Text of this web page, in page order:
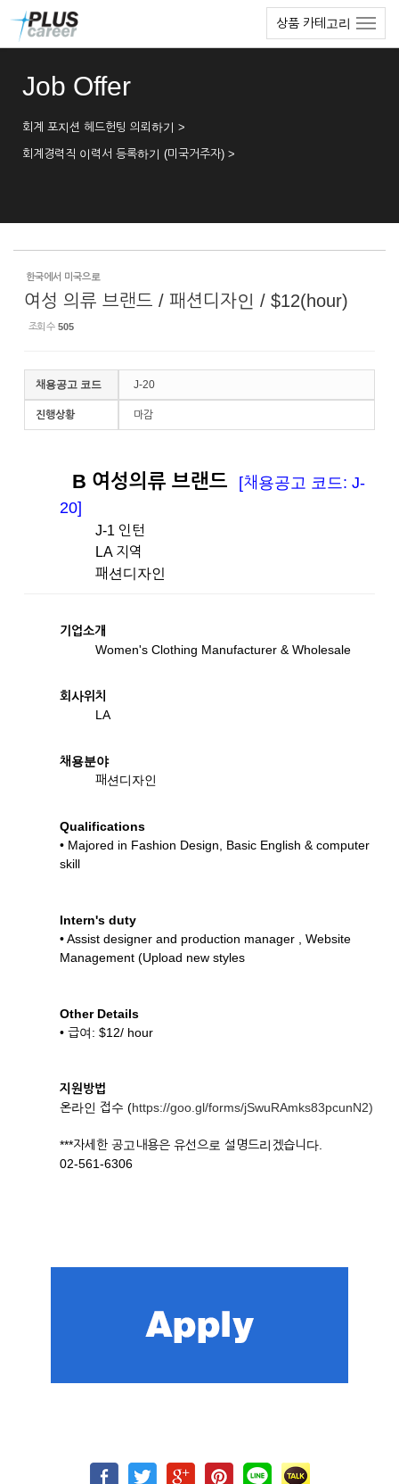
상품 카테고리
Job Offer
회계 포지션 헤드헌팅 의뢰하기 >
회계경력직 이력서 등록하기 (미국거주자) >
한국에서 미국으로
여성 의류 브랜드 / 패션디자인 / $12(hour)
조회 수 505
채용공고 코드 J-20
진행상황 마감
B 여성의류 브랜드
[채용공고 코드: J-
20]
J-1 인턴
LA 지역
패션디자인
기업소개
Women's Clothing Manufacturer & Wholesale
회사위치
LA
채용분야
패션디자인
Qualifications
• Majored in Fashion Design, Basic English & computer
skill
Intern's duty
• Assist designer and production manager , Website
Management (Upload new styles
Other Details
• 급여: $12/ hour
지원방법
온라인 접수 (https://goo.gl/forms/jSwuRAmks83pcunN2)
***자세한 공고내용은 유선으로 설명드리겠습니다.
02-561-6306